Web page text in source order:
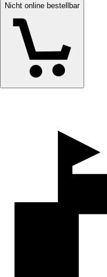
Nicht online bestellbar